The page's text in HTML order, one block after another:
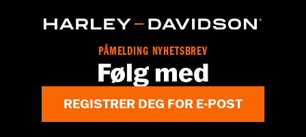
PÅMELDING NYHETSBREV
Følg med
REGISTRER DEG FOR E-POST